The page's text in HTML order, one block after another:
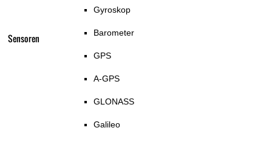
Sensoren
Gyroskop
Barometer
GPS
A-GPS
GLONASS
Galileo